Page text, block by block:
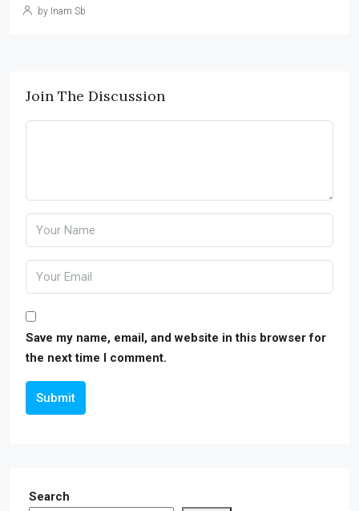
by Inam Sb
Join The Discussion
Save my name, email, and website in this browser for
the next time I comment.
Submit
Search